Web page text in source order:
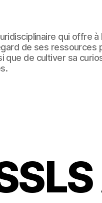
qui offre à
de ses ressources
que de cultiver sa